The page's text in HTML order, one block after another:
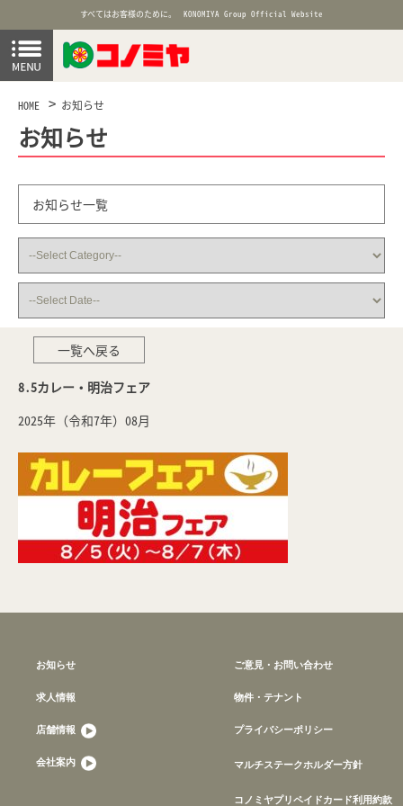
すべてはお客様のために。 KONOMIYA Group Official Website
HOME お知らせ
お知らせ
お知らせ一覧
一覧へ戻る
8.5カレー・明治フェア
2025年（令和7年）08月
お知らせ
求人情報
店舗情報
会社案内
ご意見・お問い合わせ
物件・テナント
プライバシーポリシー
マルチステークホルダー方針
コノミヤプリペイドカード利用約款